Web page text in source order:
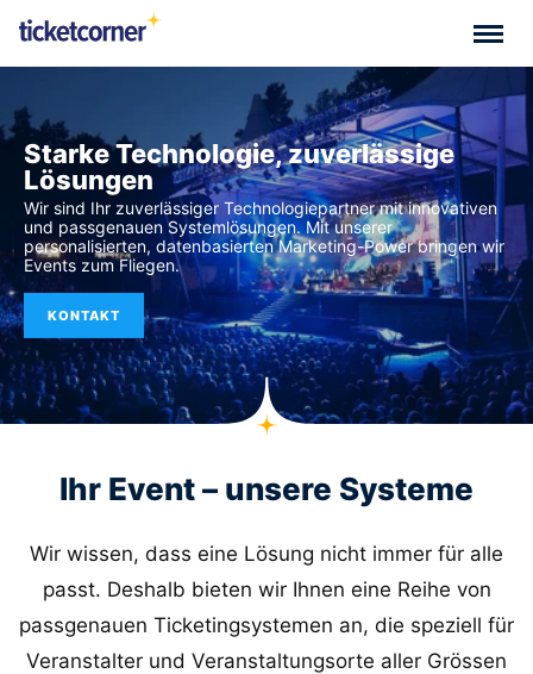
Starke Technologie, zuverlässige
Lösungen
Wir sind Ihr zuverlässiger Technologiepartner mit innovativen
und passgenauen Systemlösungen. Mit unserer
personalisierten, datenbasierten Marketing-Power bringen wir
Events zum Fliegen.
KONTAKT
Ihr Event – unsere Systeme
Wir wissen, dass eine Lösung nicht immer für alle
passt. Deshalb bieten wir Ihnen eine Reihe von
passgenauen Ticketingsystemen an, die speziell für
Veranstalter und Veranstaltungsorte aller Grössen